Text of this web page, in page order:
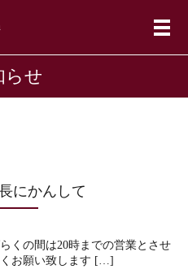
メ
らせ
にかんして
くの間は20時までの営業とさせ
お願い致します […]